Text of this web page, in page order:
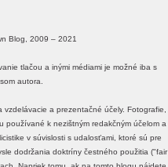
Blog, 2009 – 2021
tlačou a inými médiami je možné iba s
autora.
a prezentačné účely. Fotografie,
k nezištným redakčným účelom a
v súvislosti s udalosťami, ktoré sú pre
dodržania doktríny čestného použitia ("fair